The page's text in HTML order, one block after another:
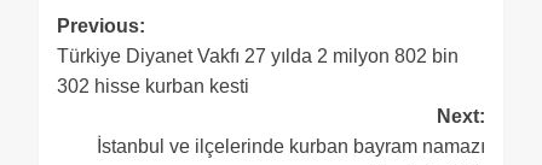
Previous:
Türkiye Diyanet Vakfı 27 yılda 2 milyon 802 bin
302 hisse kurban kesti
Next:
İstanbul ve ilçelerinde kurban bayram namazı